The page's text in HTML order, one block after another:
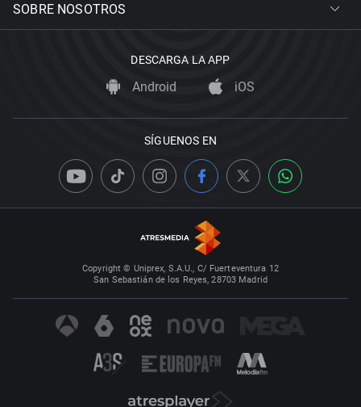
SOBRE NOSOTROS
DESCARGA LA APP
Android iOS
SÍGUENOS EN
Copyright © Uniprex, S.A.U., C/ Fuerteventura 12
San Sebastián de los Reyes, 28703 Madrid